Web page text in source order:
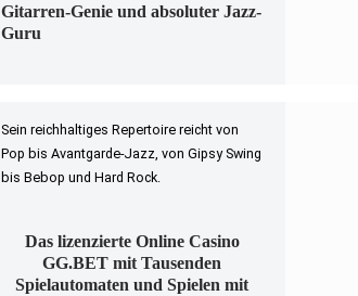
Gitarren-Genie und absoluter Jazz-
Guru
Sein reichhaltiges Repertoire reicht von
Pop bis Avantgarde-Jazz, von Gipsy Swing
bis Bebop und Hard Rock.
Das lizenzierte Online Casino
GG.BET mit Tausenden
Spielautomaten und Spielen mit